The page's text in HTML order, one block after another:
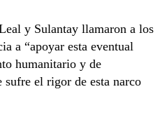
y Sulantay llamaron a los
a “apoyar esta eventual
humanitario y de
el rigor de esta narco